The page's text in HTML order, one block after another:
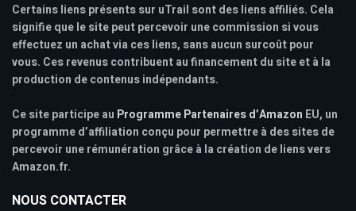
Certains liens présents sur uTrail sont des liens affiliés. Cela
signifie que le site peut percevoir une commission si vous
effectuez un achat via ces liens, sans aucun surcoût pour
vous. Ces revenus contribuent au financement du site et à la
production de contenus indépendants.
Ce site participe au Programme Partenaires d’Amazon EU, un
programme d’affiliation conçu pour permettre à des sites de
percevoir une rémunération grâce à la création de liens vers
Amazon.fr.
NOUS CONTACTER